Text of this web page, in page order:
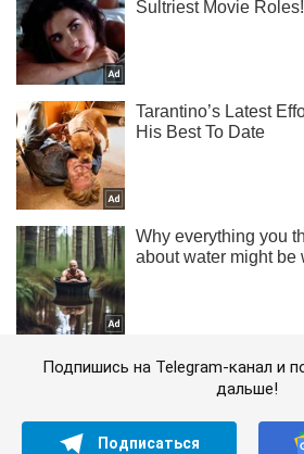
Подпишись на Telegram-канал и
дальше!
Подписаться